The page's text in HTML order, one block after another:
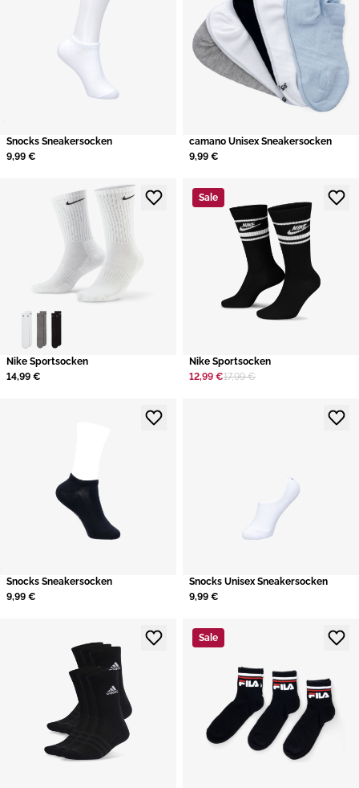
​Snocks Sneakersocken
9,99 €
camano Unisex Sneakersocken
9,99 €
​Nike Sportsocken
14,99 €
Sale
​Nike Sportsocken
12,99 €17,99 €
​Snocks Sneakersocken
9,99 €
Snocks Unisex Sneakersocken
9,99 €
Sale